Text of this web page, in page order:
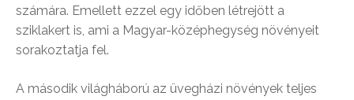
számára. Emellett ezzel egy időben létrejött a
sziklakert is, ami a Magyar-középhegység növényeit
sorakoztatja fel.
A második világháború az üvegházi növények teljes